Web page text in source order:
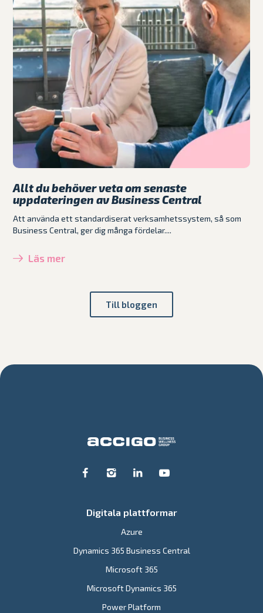
Allt du behöver veta om senaste
uppdateringen av Business Central
Att använda ett standardiserat verksamhetssystem, så som
Business Central, ger dig många fördelar....
Läs mer
Till bloggen
Digitala plattformar
Azure
Dynamics 365 Business Central
Microsoft 365
Microsoft Dynamics 365
Power Platform